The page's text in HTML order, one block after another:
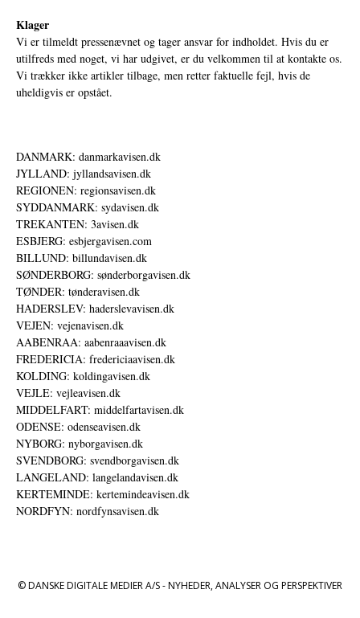
Klager
Vi er tilmeldt pressenævnet og tager ansvar for indholdet. Hvis du er
utilfreds med noget, vi har udgivet, er du velkommen til at kontakte os.
Vi trækker ikke artikler tilbage, men retter faktuelle fejl, hvis de
uheldigvis er opstået.
DANMARK: danmarkavisen.dk
JYLLAND: jyllandsavisen.dk
REGIONEN: regionsavisen.dk
SYDDANMARK: sydavisen.dk
TREKANTEN: 3avisen.dk
ESBJERG: esbjergavisen.com
BILLUND: billundavisen.dk
SØNDERBORG: sønderborgavisen.dk
TØNDER: tønderavisen.dk
HADERSLEV: haderslevavisen.dk
VEJEN: vejenavisen.dk
AABENRAA: aabenraaavisen.dk
FREDERICIA: fredericiaavisen.dk
KOLDING: koldingavisen.dk
VEJLE: vejleavisen.dk
MIDDELFART: middelfartavisen.dk
ODENSE: odenseavisen.dk
NYBORG: nyborgavisen.dk
SVENDBORG: svendborgavisen.dk
LANGELAND: langelandavisen.dk
KERTEMINDE: kertemindeavisen.dk
NORDFYN: nordfynsavisen.dk
© DANSKE DIGITALE MEDIER A/S - NYHEDER, ANALYSER OG PERSPEKTIVER